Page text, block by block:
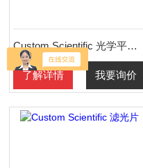
Custom Scientific 光学平板 配件
了解详情 我要询价